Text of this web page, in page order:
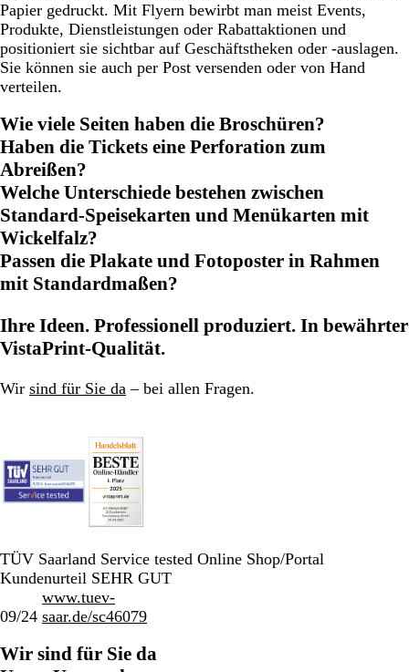
Papier gedruckt. Mit Flyern bewirbt man meist Events,
Produkte, Dienstleistungen oder Rabattaktionen und
positioniert sie sichtbar auf Geschäftstheken oder -auslagen.
Sie können sie auch per Post versenden oder von Hand
verteilen.
Wie viele Seiten haben die Broschüren?
Haben die Tickets eine Perforation zum
Abreißen?
Welche Unterschiede bestehen zwischen
Standard-Speisekarten und Menükarten mit
Wickelfalz?
Passen die Plakate und Fotoposter in Rahmen
mit Standardmaßen?
Ihre Ideen. Professionell produziert. In bewährter
VistaPrint-Qualität.
Wir sind für Sie da – bei allen Fragen.
TÜV Saarland Service tested Online Shop/Portal
Kundenurteil SEHR GUT
09/24
www.tuev-
saar.de/sc46079
Wir sind für Sie da